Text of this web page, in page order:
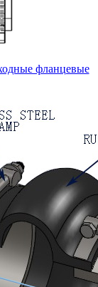
фланцевые